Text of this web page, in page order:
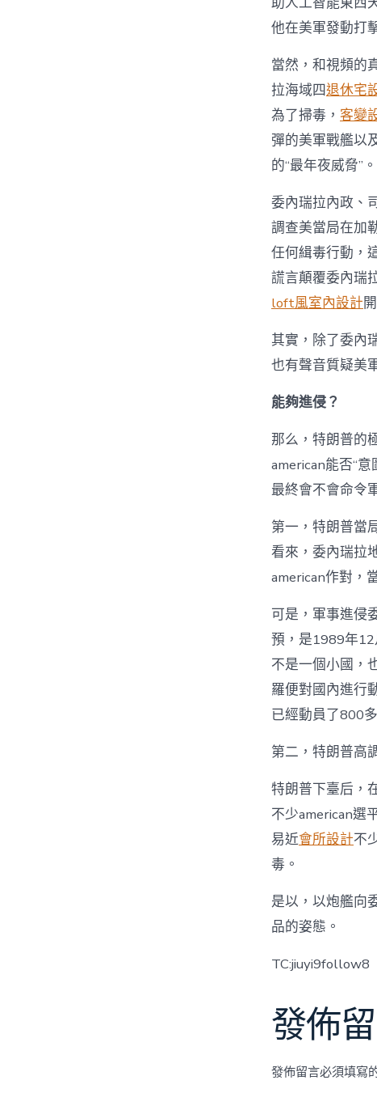
他在美軍發動打
當然，和視頻的
拉海域四退休宅
為了掃毒， 客變
彈的美軍戰艦以
的“最年夜威脅”。
委內瑞拉內政、
調查美當局在加
任何緝毒行動，
謊言顛覆委內瑞
loft風室內設計
其實，除了委內
也有聲音質疑美
能夠進侵？
那么，特朗普的
american能否“
最終會不會命令
第一，特朗普當
看來，委內瑞拉
american作對，
可是，軍事進侵
預，是1989年
不是一個小國，
羅便對國內進行
已經動員了800
第二，特朗普高
特朗普下臺后，
不少american選
易近會所設計不
毒。
是以，以炮艦向
品的姿態。
TC:jiuyi9follow8
發佈
發佈留言必須填寫